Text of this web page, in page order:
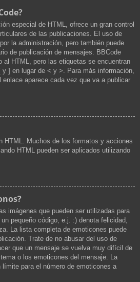
especial de HTML, ofrece un gran control
de las publicaciones. El uso de
la administración, pero también puede
de publicación de mensajes. BBCode
HTML, pero las etiquetas se encuentran
] en lugar de < y >. Para más información,
enlace aparece cada vez que va a publicar
HTML. Muchos de los formatos y acciones
HTML pueden ser aplicados utilizando
imágenes que pueden ser utilizadas para
pequeño código, e.j. :) denota felicidad,
La lista completa de emoticones puede
Trate de no abusar del uso de
que un mensaje se vuelva muy difícil de
o los emoticones del mensaje. La
para el número de emoticones a